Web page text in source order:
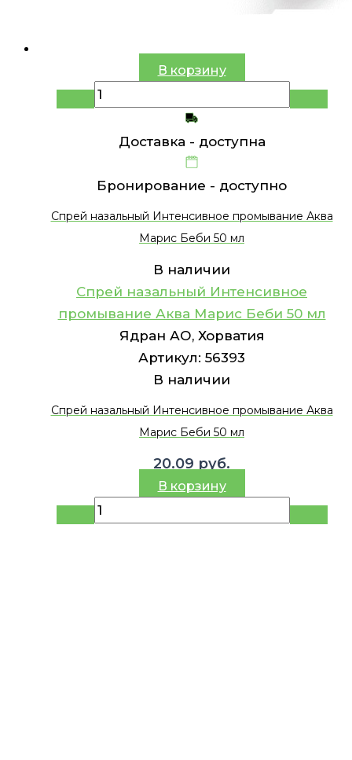
В корзину
Доставка - доступна
Бронирование - доступно
Спрей назальный Интенсивное промывание Аква
Марис Беби 50 мл
В наличии
Спрей назальный Интенсивное
промывание Аква Марис Беби 50 мл
Ядран АО, Хорватия
Артикул: 56393
В наличии
Спрей назальный Интенсивное промывание Аква
Марис Беби 50 мл
20.09 руб.
В корзину